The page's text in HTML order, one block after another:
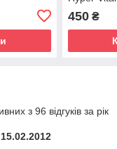
450₴
з 96 відгуків за рік